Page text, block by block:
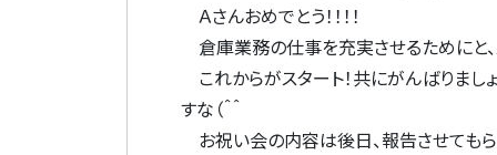
Ａさんおめでとう！！！！
倉庫業務の仕事を充実させるためにと
これからがスタート！共にがんばりまし
すな（＾＾
お祝い会の内容は後日、報告させてもら